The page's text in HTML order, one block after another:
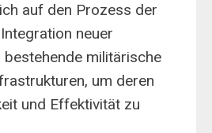
auf den Prozess der
neuer
bestehende militärische
um deren
und Effektivität zu